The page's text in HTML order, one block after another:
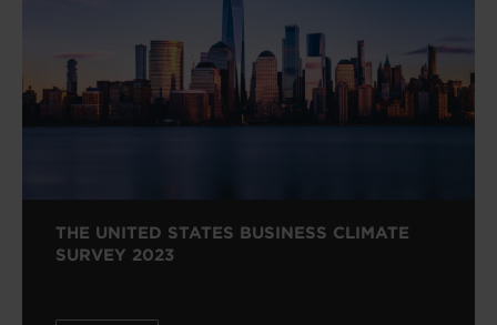
THE UNITED STATES BUSINESS CLIMATE
SURVEY 2023